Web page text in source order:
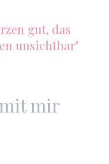
gut, das
unsichtbar"
mir